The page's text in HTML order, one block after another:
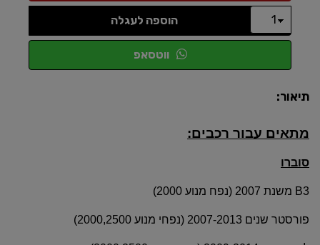
הוספה לעגלה
ווטסאפ
תיאור:
מתאים עבור רכבים:
סוברו
B3 משנת 2007 (נפח מנוע 2000)
פורסטר שנים 2007-2013 (נפחי מנוע 2000,2500)